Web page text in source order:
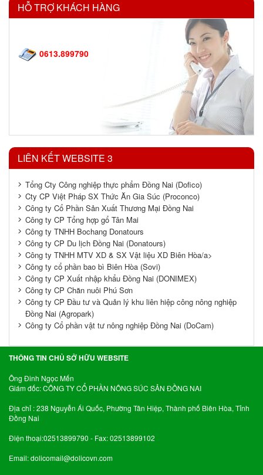
HỖ TRỢ KHÁCH HÀNG
0613.899790
LIÊN KẾT WEBSITE 3
Tổng Cty Công nghiệp thực phẩm Đồng Nai (Dofico)
Cty CP Việt Pháp SX Thức Ăn Gia Súc (Proconco)
Công ty Cổ Phần Sản Xuất Thương Mại Đồng Nai
Công ty CP Tổng hợp gổ Tân Mai
Công ty TNHH Bochang Donatours
Công ty CP Du lịch Đồng Nai (Donatours)
Công ty TNHH MTV XD & SX Vật liệu XD Biên Hòa/a>
Công ty cổ phần bao bì Biên Hòa (Sovi)
Công ty CP Xuất nhập khẩu Đồng Nai (DONIMEX)
Công ty CP Chăn nuôi Phú Sơn
Công ty CP Đầu tư và Quản lý khu liên hiệp công nông nghiệp
Đồng Nai (Agropark)
Công ty Cổ phần vật tư nông nghiệp Đồng Nai (DoCam)
THÔNG TIN CHỦ SỞ HỮU WEBSITE
Ông Đinh Ngọc Mến
Giám đốc: CÔNG TY CỔ PHẦN NÔNG SÚC SẢN ĐỒNG NAI
Địa chỉ : 238 Nguyễn Ái Quốc, Phường Tân Hiệp, Thành phố Biên Hòa, Tỉnh
Đồng Nai
Điện thoại:02513899790 - Fax: 02513899102
Email:dolicomail@dolicovn.com